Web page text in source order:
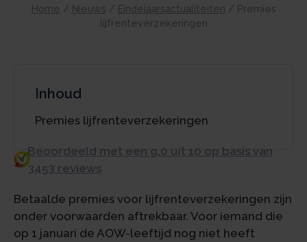
Home / Nieuws / Eindejaarsactualiteiten / Premies
lijfrenteverzekeringen
Inhoud
Premies lijfrenteverzekeringen
Beoordeeld met een 9.0 uit 10 op basis van
3453 reviews
Betaalde premies voor lijfrenteverzekeringen zijn
onder voorwaarden aftrekbaar. Voor iemand die
op 1 januari de AOW-leeftijd nog niet heeft